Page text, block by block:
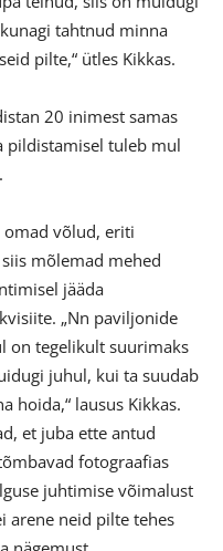
tahtnud minna
pilte,“ ütles Kikkas.
20 inimest samas
pildistamisel tuleb mul
omad võlud, eriti
mõlemad mehed
jääda
„Nn paviljonide
on tegelikult suurimaks
juhul, kui ta suudab
hoida,“ lausus Kikkas.
et juba ette antud
fotograafias
juhtimise võimalust
arene neid pilte tehes